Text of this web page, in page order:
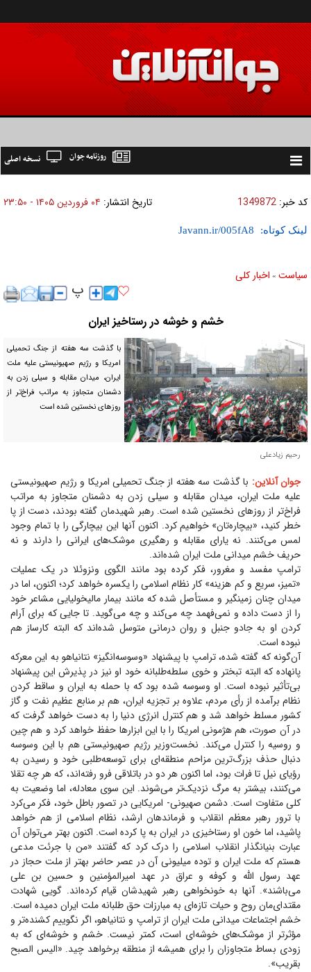
Toggle
نسخه اصلی روزنامه جوان
کد خبر: 1349872 تاریخ انتشار: ۰۴ فروردين ۱۴۰۵ - ۲۳:۵۰
لینک کوتاه:
سیاست » اخبار کلی
خشم و خوشه در رستاخیز ایران
با گذشت سه هفته از جنگ تحمیلی
امریکا و رژیم صهیونیستی علیه ملت
ایران، میدان مقابله و سیلی زدن به
دشمنان متجاوز به مراتب فراخ‌تر از
روز‌های نخستین شده است
رحیم زیادعلی
جوان آنلاین: با گذشت سه هفته از جنگ تحمیلی امریکا و رژیم صهیونیستی
علیه ملت ایران، میدان مقابله و سیلی زدن به دشمنان متجاوز به مراتب
فراخ‌تر از روز‌های نخستین شده است. رهبر شهیدمان گفته بودند، دست از پا
خطر کنید، «بیچاره‌تان» خواهیم کرد. اکنون آنها این بیچارگی را با تمام وجود
لمس می‌کنند. نه یارای مقابله و رهگیری موشک‌های ایرانی را دارند و نه
حریف خشم میدانی ملت ایران شده‌اند.
ترامپ مفسد و مغرور، فکر کرده بود مانند الگوی ونزوئلا در یک عملیات
«تمیز، سریع و کم هزینه» کار نظام اسلامی را یکسره خواهد کرد؛ اکنون، اما در
میدان چنان زمینگیر و مستأصل شده که مانند بیمار مالیخولیایی مشاعر خود
را از دست داده و نمی‌فهمد چه می‌کند و چه می‌گوید. تا جایی که برای آرام
کردن او به جادو جنبل و روان درمانی متوسل شده‌اند که البته کارساز هم
نبوده است.
آن‌گونه که گفته شده، ترامپ با پیشنهاد «وسوسه‌انگیز» نتانیاهو به این معرکه
پانهاده که البته تبختر و خوی سلطه‌طلبانه خود او نیز در پذیرش این پیشنهاد
بی‌تأثیر نبوده است. او وسوسه شده بود که با حمله به ایران و ساقط کردن
نظام برآمده از رأی مردم، علاوه بر تجزیه ایران، هم بر منابع عظیم نفت و گاز
کشور مسلط خواهد شد و هم کنترل انرژی دنیا را به دست خواهد گرفت که
در آن صورت، هم هژمونی امریکا را با این ابزار‌ها حفظ خواهد کرد و هم چین
و روسیه را کنترل می‌کند. نخست‌وزیر رژیم صهیونیستی هم با این وسوسه
دنبال حذف بزرگ‌ترین مزاحم منطقه‌ای برای توسعه‌طلبی خود و رسیدن به
رؤیای نیل تا فرات بود، اما اکنون هر دو در باتلاقی فرو رفته‌اند، که هر چه تقلا
می‌کنند، بیشتر به مرگ نزدیک‌تر می‌شوند. این سوی معادله، اما وضعیت به
کلی متفاوت است. دشمن صهیونی- امریکایی در تصور باطل خود، فکر می‌کرد
با ترور رهبر معظم انقلاب و فرماندهان ارشد، نظام اسلامی از هم خواهد
پاشید، اما خون او رستاخیزی در ایران به پا کرده است. اکنون بهتر می‌توان آن
عبارت بنیانگذار انقلاب اسلامی را درک کرد که گفتند «من با جرئت مدعی
هستم که ملت ایران و توده میلیونی آن در عصر حاضر بهتر از ملت حجاز در
عهد رسول الله و کوفه و عراق در عهد امیرالمؤمنین و حسین بن علی
می‌باشند». آنها به خونخواهی رهبر شهیدشان قیام کرده‌اند. گویی شهادت
مقتدای‌مان روح و حیات تازه‌ای به مبارزات حق طلبانه ملت ایران دمیده است.
خشم اجتماعات میدانی ملت ایران از ترامپ و نتانیاهو، اگر نگوییم کشنده‌تر و
مؤثرتر از موشک‌های خوشه‌ای است، کمتر نیست. خشم و خوشه‌ای که به
زودی بساط متجاوزان را برای همیشه از منطقه برخواهد چید. «الیس الصبح
بقریب».